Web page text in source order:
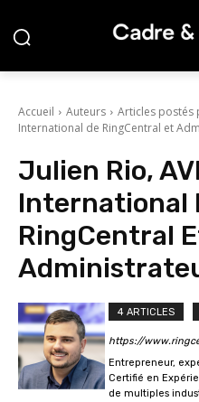
Accueil Auteurs
Articles postés
International de RingCentral et
Julien Rio,
International
RingCentral
4 ARTICLES
https://
Entrepreneur,
Certifié en
de multiples